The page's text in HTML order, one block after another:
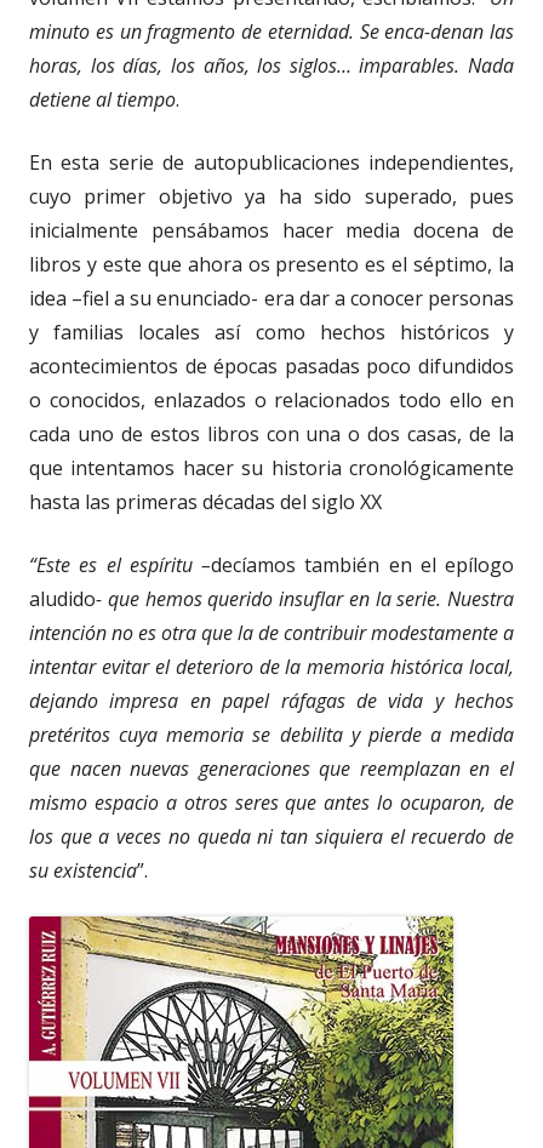
minuto es un fragmento de eternidad. Se enca-denan las
horas, los días, los años, los siglos… imparables. Nada
detiene al tiempo.
En esta serie de autopublicaciones independientes,
cuyo primer objetivo ya ha sido superado, pues
inicialmente pensábamos hacer media docena de
libros y este que ahora os presento es el séptimo, la
idea –fiel a su enunciado- era dar a conocer personas
y familias locales así como hechos históricos y
acontecimientos de épocas pasadas poco difundidos
o conocidos, enlazados o relacionados todo ello en
cada uno de estos libros con una o dos casas, de la
que intentamos hacer su historia cronológicamente
hasta las primeras décadas del siglo XX
“Este es el espíritu –decíamos también en el epílogo
aludido- que hemos querido insuflar en la serie. Nuestra
intención no es otra que la de contribuir modestamente a
intentar evitar el deterioro de la memoria histórica local,
dejando impresa en papel ráfagas de vida y hechos
pretéritos cuya memoria se debilita y pierde a medida
que nacen nuevas generaciones que reemplazan en el
mismo espacio a otros seres que antes lo ocuparon, de
los que a veces no queda ni tan siquiera el recuerdo de
su existencia”.